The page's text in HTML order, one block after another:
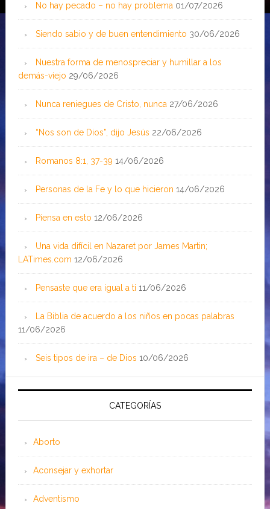
No hay pecado – no hay problema 01/07/2026
Siendo sabio y de buen entendimiento 30/06/2026
Nuestra forma de menospreciar y humillar a los
demás-viejo 29/06/2026
Nunca reniegues de Cristo, nunca 27/06/2026
“Nos son de Dios”, dijo Jesús 22/06/2026
Romanos 8:1, 37-39 14/06/2026
Personas de la Fe y lo que hicieron 14/06/2026
Piensa en esto 12/06/2026
Una vida difícil en Nazaret por James Martin;
LATimes.com 12/06/2026
Pensaste que era igual a ti 11/06/2026
La Biblia de acuerdo a los niños en pocas palabras
11/06/2026
Seis tipos de ira – de Dios 10/06/2026
CATEGORÍAS
Aborto
Aconsejar y exhortar
Adventismo